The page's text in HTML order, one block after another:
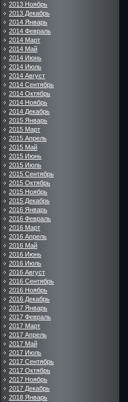
2013 Ноябрь
2013 Декабрь
2014 Январь
2014 Февраль
2014 Март
2014 Май
2014 Июнь
2014 Июль
2014 Август
2014 Сентябрь
2014 Октябрь
2014 Ноябрь
2014 Декабрь
2015 Январь
2015 Март
2015 Апрель
2015 Май
2015 Июнь
2015 Июль
2015 Сентябрь
2015 Октябрь
2015 Ноябрь
2015 Декабрь
2016 Январь
2016 Февраль
2016 Март
2016 Апрель
2016 Май
2016 Июнь
2016 Июль
2016 Август
2016 Сентябрь
2016 Ноябрь
2016 Декабрь
2017 Январь
2017 Февраль
2017 Март
2017 Апрель
2017 Май
2017 Июль
2017 Сентябрь
2017 Октябрь
2017 Ноябрь
2017 Декабрь
2018 Январь